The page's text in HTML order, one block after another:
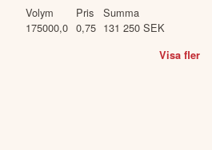
Volym
175000,0
Pris
0,75
Summa
131 250 SEK
Visa fler